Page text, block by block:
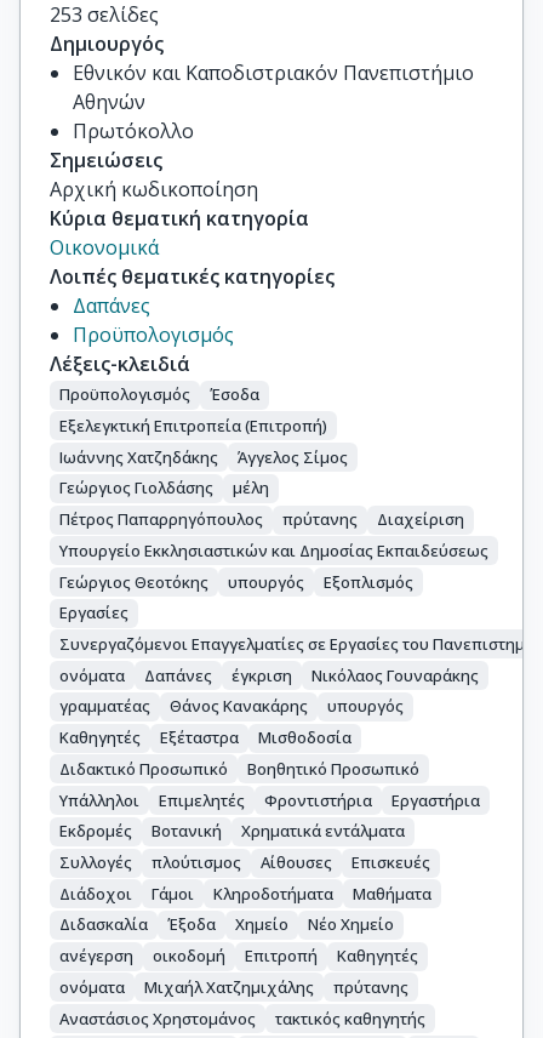
253 σελίδες
Δημιουργός
Εθνικόν και Καποδιστριακόν Πανεπιστήμιο
Αθηνών
Πρωτόκολλο
Σημειώσεις
Αρχική κωδικοποίηση
Κύρια θεματική κατηγορία
Οικονομικά
Λοιπές θεματικές κατηγορίες
Δαπάνες
Προϋπολογισμός
Λέξεις-κλειδιά
Προϋπολογισμός
Έσοδα
Εξελεγκτική Επιτροπεία (Επιτροπή)
Ιωάννης Χατζηδάκης
Άγγελος Σίμος
Γεώργιος Γιολδάσης
μέλη
Πέτρος Παπαρρηγόπουλος
πρύτανης
Διαχείριση
Υπουργείο Εκκλησιαστικών και Δημοσίας Εκπαιδεύσεως
Γεώργιος Θεοτόκης
υπουργός
Εξοπλισμός
Εργασίες
Συνεργαζόμενοι Επαγγελματίες σε Εργασίες του
ονόματα
Δαπάνες έγκριση
Νικόλαος Γουναράκης
γραμματέας
Θάνος Κανακάρης
υπουργός
Καθηγητές
Εξέταστρα
Μισθοδοσία
Διδακτικό Προσωπικό
Βοηθητικό Προσωπικό
Υπάλληλοι
Επιμελητές Φροντιστήρια
Εργαστήρια
Εκδρομές
Βοτανική
Χρηματικά εντάλματα
Συλλογές
πλούτισμος Αίθουσες
Επισκευές
Διάδοχοι
Γάμοι Κληροδοτήματα
Μαθήματα
Διδασκαλία
Έξοδα Χημείο
Νέο Χημείο
ανέγερση
οικοδομή Επιτροπή
Καθηγητές
ονόματα
Μιχαήλ Χατζημιχάλης
πρύτανης
Αναστάσιος Χρηστομάνος
τακτικός καθηγητής